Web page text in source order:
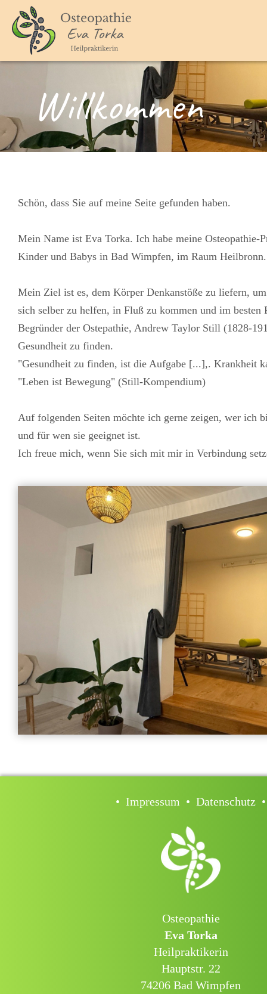
Willkommen
Schön, dass Sie auf meine Seite gefunden haben.
Mein Name ist Eva Torka. Ich habe meine Osteopathie-
Kinder und Babys in Bad Wimpfen, im Raum Heilbronn.
Mein Ziel ist es, dem Körper Denkanstöße zu liefern,
sich selber zu helfen, in Fluß zu kommen und im besten
Begründer der Ostepathie, Andrew Taylor Still (1828-
Gesundheit zu finden.
"Gesundheit zu finden, ist die Aufgabe [...],. Krankheit
"Leben ist Bewegung" (Still-Kompendium)
Auf folgenden Seiten möchte ich gerne zeigen, wer ich
und für wen sie geeignet ist.
Ich freue mich, wenn Sie sich mit mir in Verbindung
• Impressum • Datenschutz •
Osteopathie
Eva Torka
Heilpraktikerin
Hauptstr. 22
74206 Bad Wimpfen